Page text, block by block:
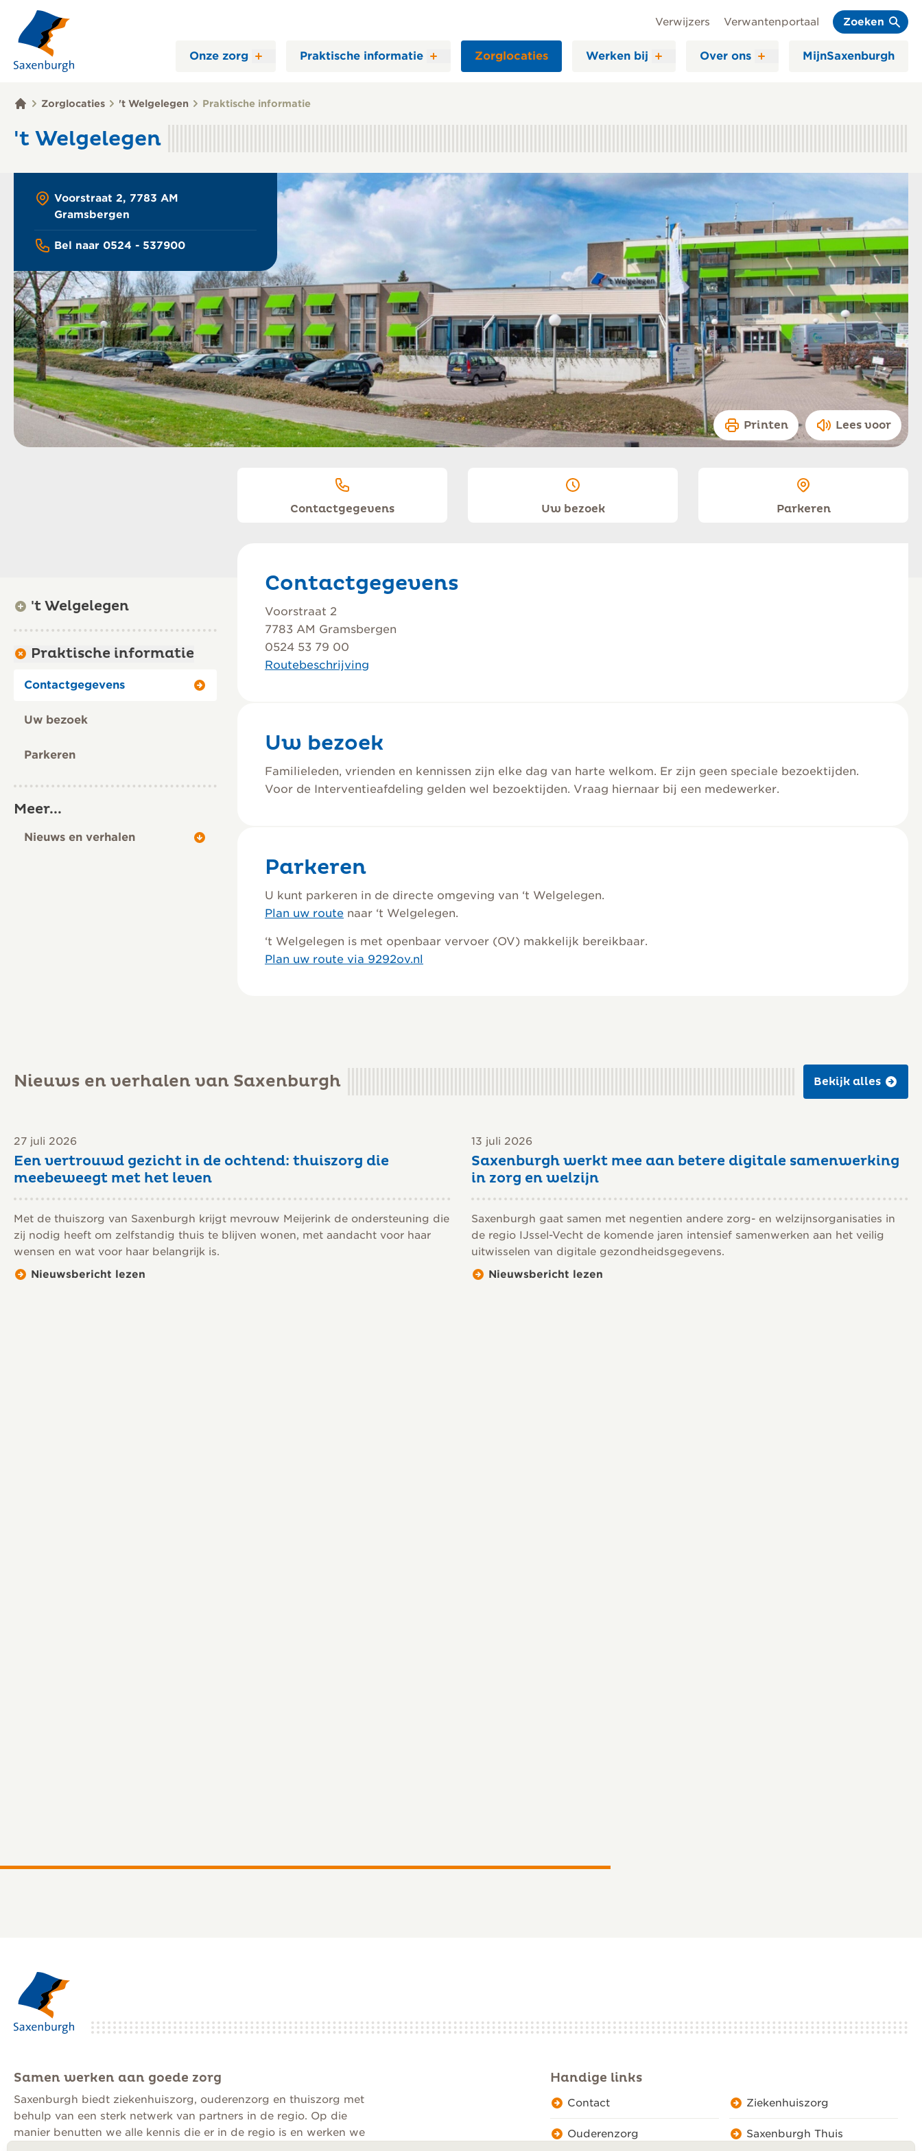
Onze zorg Praktische informatie Zorglocaties Werken bij Over ons MijnSaxenburgh
Verwijzers Verwantenportaal Zoeken
Zorglocaties 't Welgelegen Praktische informatie
't Welgelegen
Voorstraat 2, 7783 AM
Gramsbergen
Bel naar 0524 - 537900
Printen Lees voor
Contactgegevens Uw bezoek Parkeren
't Welgelegen
Praktische informatie
Contactgegevens
Uw bezoek
Parkeren
Meer...
Nieuws en verhalen
Contactgegevens
Voorstraat 2
7783 AM Gramsbergen
0524 53 79 00
Routebeschrijving
Uw bezoek
Familieleden, vrienden en kennissen zijn elke dag van harte welkom. Er zijn geen speciale bezoektijden.
Voor de Interventieafdeling gelden wel bezoektijden. Vraag hiernaar bij een medewerker.
Parkeren
U kunt parkeren in de directe omgeving van ‘t Welgelegen.
Plan uw route naar ‘t Welgelegen.
‘t Welgelegen is met openbaar vervoer (OV) makkelijk bereikbaar.
Plan uw route via 9292ov.nl
Nieuws en verhalen van Saxenburgh Bekijk alles
27 juli 2026
Een vertrouwd gezicht in de ochtend: thuiszorg die
meebeweegt met het leven
Met de thuiszorg van Saxenburgh krijgt mevrouw Meijerink de ondersteuning die
zij nodig heeft om zelfstandig thuis te blijven wonen, met aandacht voor haar
wensen en wat voor haar belangrijk is.
Nieuwsbericht lezen
13 juli 2026
Saxenburgh werkt mee aan betere digitale samenwerking
in zorg en welzijn
Saxenburgh gaat samen met negentien andere zorg- en welzijnsorganisaties in
de regio IJssel-Vecht de komende jaren intensief samenwerken aan het veilig
uitwisselen van digitale gezondheidsgegevens.
Nieuwsbericht lezen
Ouderenzorg
“Tijd nemen voor jou
en je gezondheid”
Samen werken aan goede zorg
Saxenburgh biedt ziekenhuiszorg, ouderenzorg en thuiszorg met
behulp van een sterk netwerk van partners in de regio. Op die
manier benutten we alle kennis die er in de regio is en werken we
Handige links
Contact Ziekenhuiszorg
Ouderenzorg Saxenburgh Thuis